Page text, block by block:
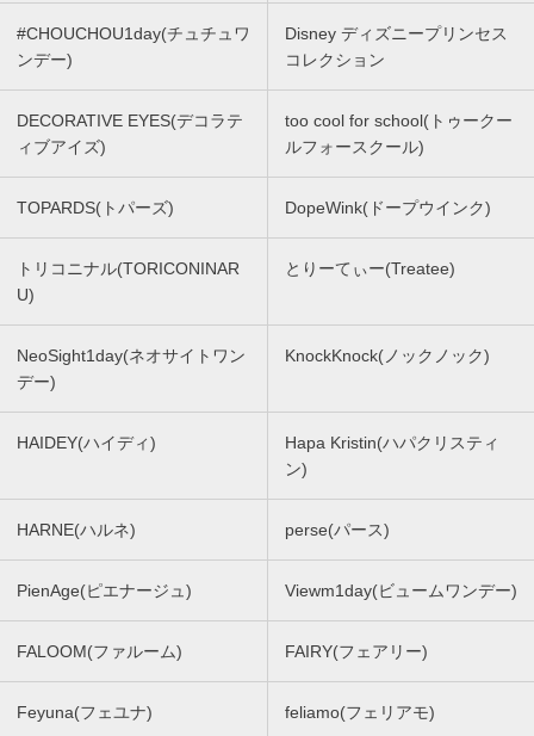
#CHOUCHOU1day(チュチュワ
ンデー)
Disney ディズニープリンセス
コレクション
DECORATIVE EYES(デコラテ
ィブアイズ)
too cool for school(トゥークー
ルフォースクール)
TOPARDS(トパーズ) DopeWink(ドープウインク)
トリコニナル(TORICONINAR
U)
とりーてぃー(Treatee)
NeoSight1day(ネオサイトワン
デー)
KnockKnock(ノックノック)
HAIDEY(ハイディ)
Hapa Kristin(ハパクリスティ
ン)
HARNE(ハルネ) perse(パース)
PienAge(ピエナージュ) Viewm1day(ビュームワンデー)
FALOOM(ファルーム) FAIRY(フェアリー)
Feyuna(フェユナ) feliamo(フェリアモ)